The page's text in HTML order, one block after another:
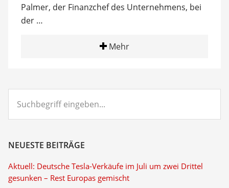
Palmer, der Finanzchef des Unternehmens, bei
der …
Mehr
eingeben...
NEUESTE BEITRÄGE
Aktuell: Deutsche Tesla-Verkäufe im Juli um zwei Drittel
gesunken – Rest Europas gemischt